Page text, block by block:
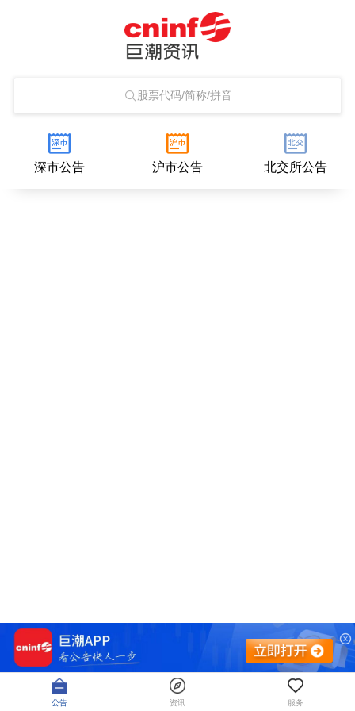
股票代码/简称/拼音
深市公告 沪市公告 北交所公告
公告 资讯 服务